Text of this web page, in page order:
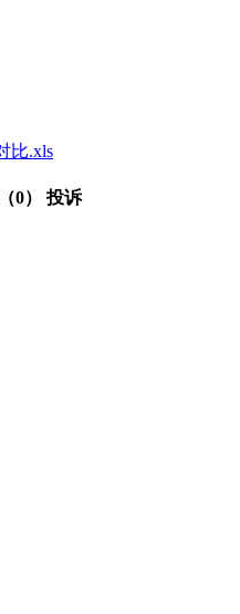
比.xls
（0） 投诉